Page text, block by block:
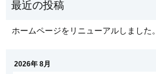
ホームページをリニューアルしました。
2026年 8月